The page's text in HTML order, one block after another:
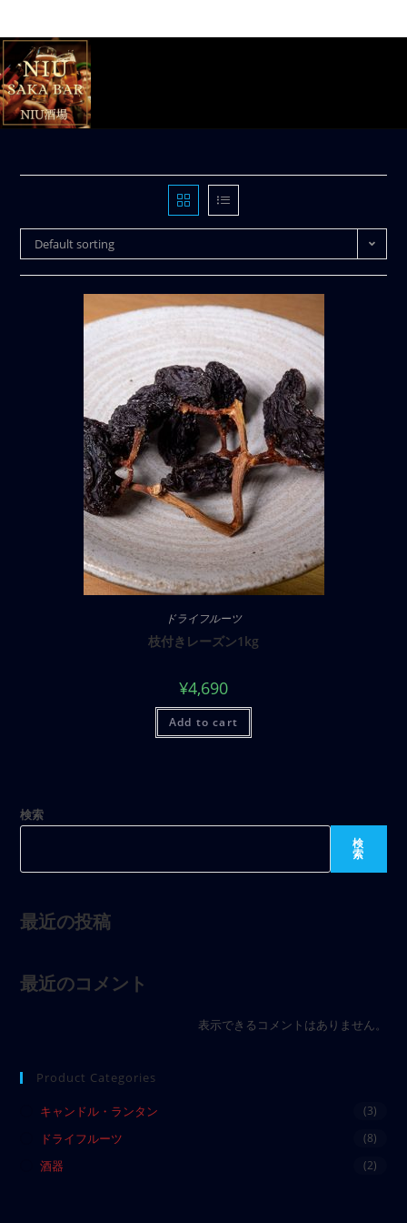
Default sorting
ドライフルーツ
枝付きレーズン1kg
¥4,690
Add to cart
検索
検
索
最近の投稿
最近のコメント
表示できるコメントはありません。
Product Categories
キャンドル・ランタン (3)
ドライフルーツ (8)
酒器 (2)